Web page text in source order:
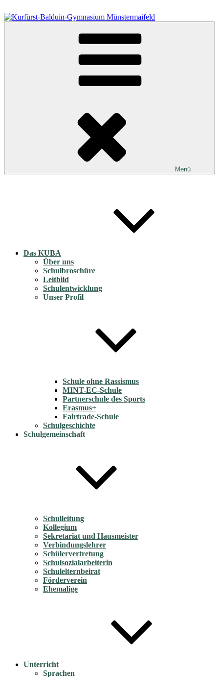
Inhalt
springen
Kurfürst-Balduin-Gymnasium Münstermaifeld
Menü
Das KUBA
Über uns
Schulbroschüre
Leitbild
Schulentwicklung
Unser Profil
Schule ohne Rassismus
MINT-EC-Schule
Partnerschule des Sports
Erasmus+
Fairtrade-Schule
Schulgeschichte
Schulgemeinschaft
Schulleitung
Kollegium
Sekretariat und Hausmeister
Verbindungslehrer
Schülervertretung
Schulsozialarbeiterin
Schulelternbeirat
Förderverein
Ehemalige
Unterricht
Sprachen